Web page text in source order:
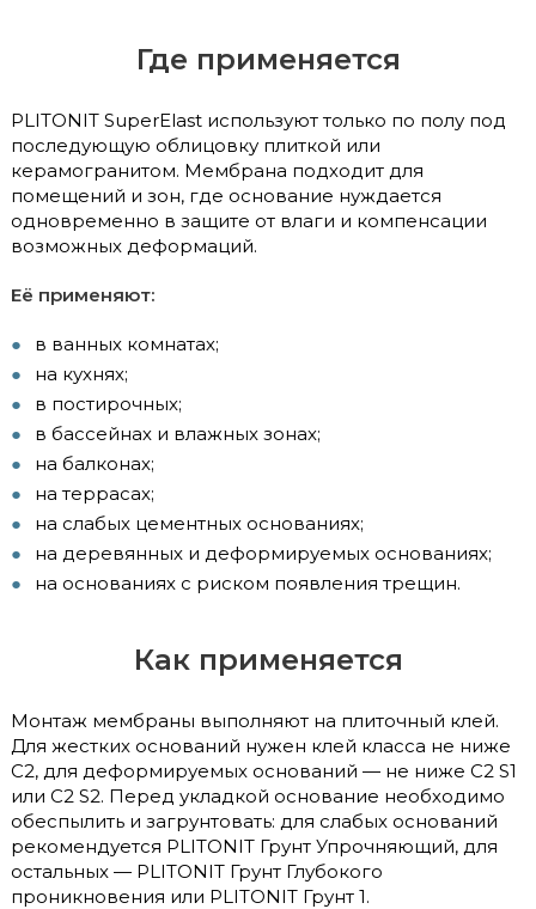
Где применяется
PLITONIT SuperElast используют только по полу под
последующую облицовку плиткой или
керамогранитом. Мембрана подходит для
помещений и зон, где основание нуждается
одновременно в защите от влаги и компенсации
возможных деформаций.
Её применяют:
в ванных комнатах;
на кухнях;
в постирочных;
в бассейнах и влажных зонах;
на балконах;
на террасах;
на слабых цементных основаниях;
на деревянных и деформируемых основаниях;
на основаниях с риском появления трещин.
Как применяется
Монтаж мембраны выполняют на плиточный клей.
Для жестких оснований нужен клей класса не ниже
C2, для деформируемых оснований — не ниже C2 S1
или C2 S2. Перед укладкой основание необходимо
обеспылить и загрунтовать: для слабых оснований
рекомендуется PLITONIT Грунт Упрочняющий, для
остальных — PLITONIT Грунт Глубокого
проникновения или PLITONIT Грунт 1.